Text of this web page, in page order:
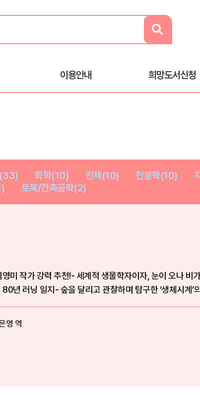
이용안내 희망도서신청
화학(10) 인체(10) 천문학(10)
토목/건축공학(2)
영미 작가 강력 추천!- 세계적 생물학자이자, 눈이 오나 비
인리히의 80년 러닝 일지- 숲을 달리고 관찰하며 탐구한 ‘생체시계
영 역